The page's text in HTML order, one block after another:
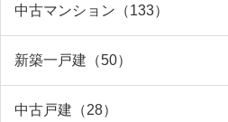
中古マンション（133）
新築一戸建（50）
中古戸建（28）